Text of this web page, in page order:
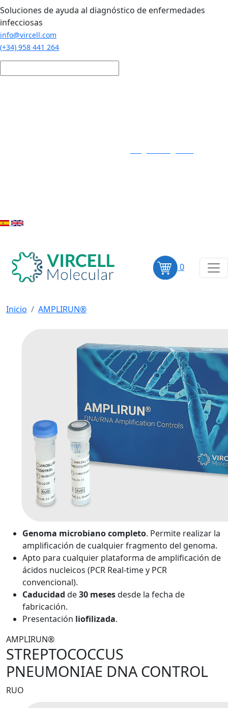
Pasar al contenido principal
Soluciones de ayuda al diagnóstico de enfermedades
infecciosas
info@vircell.com
(+34) 958 441 264
0
Inicio AMPLIRUN®
Genoma microbiano completo. Permite realizar la
amplificación de cualquier fragmento del genoma.
Apto para cualquier plataforma de amplificación de
ácidos nucleicos (PCR Real-time y PCR
convencional).
Caducidad de30 mesesdesde la fecha de
fabricación.
Presentación liofilizada.
AMPLIRUN®
STREPTOCOCCUS
PNEUMONIAE DNA CONTROL
RUO